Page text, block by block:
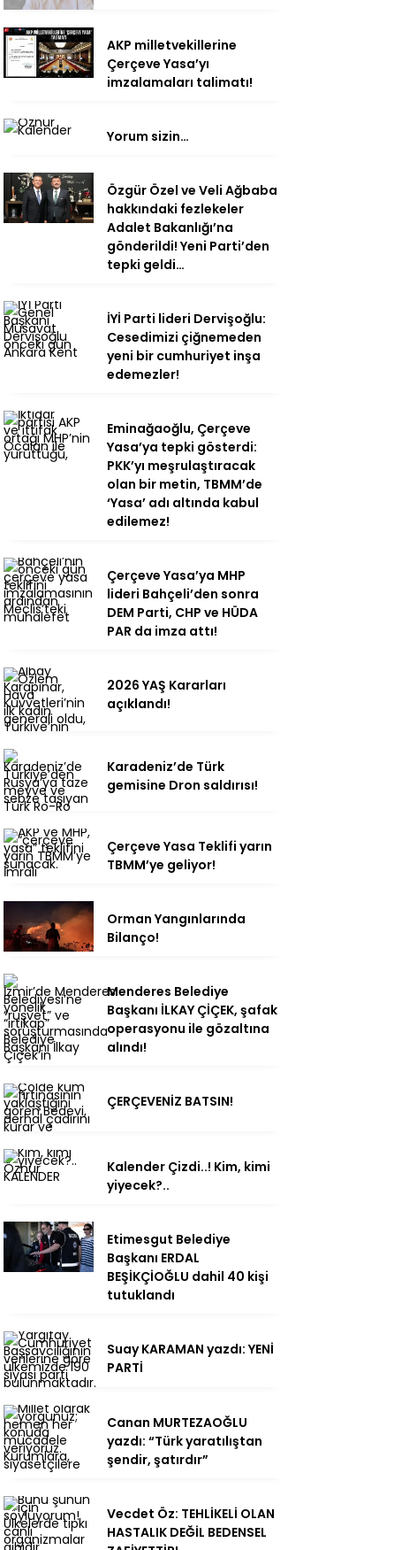
AKP milletvekillerine
Çerçeve Yasa’yı
imzalamaları talimatı!
Yorum sizin…
Özgür Özel ve Veli Ağbaba
hakkındaki fezlekeler
Adalet Bakanlığı’na
gönderildi! Yeni Parti’den
tepki geldi…
İYİ Parti lideri Dervişoğlu:
Cesedimizi çiğnemeden
yeni bir cumhuriyet inşa
edemezler!
Eminağaoğlu, Çerçeve
Yasa’ya tepki gösterdi:
PKK’yı meşrulaştıracak
olan bir metin, TBMM’de
‘Yasa’ adı altında kabul
edilemez!
Çerçeve Yasa’ya MHP
lideri Bahçeli’den sonra
DEM Parti, CHP ve HÜDA
PAR da imza attı!
2026 YAŞ Kararları
açıklandı!
Karadeniz’de Türk
gemisine Dron saldırısı!
Çerçeve Yasa Teklifi yarın
TBMM’ye geliyor!
Orman Yangınlarında
Bilanço!
Menderes Belediye
Başkanı İLKAY ÇİÇEK, şafak
operasyonu ile gözaltına
alındı!
ÇERÇEVENİZ BATSIN!
Kalender Çizdi..! Kim, kimi
yiyecek?..
Etimesgut Belediye
Başkanı ERDAL
BEŞİKÇİOĞLU dahil 40 kişi
tutuklandı
Suay KARAMAN yazdı: YENİ
PARTİ
Canan MURTEZAOĞLU
yazdı: “Türk yaratılıştan
şendir, şatırdır”
Vecdet Öz: TEHLİKELİ OLAN
HASTALIK DEĞİL BEDENSEL